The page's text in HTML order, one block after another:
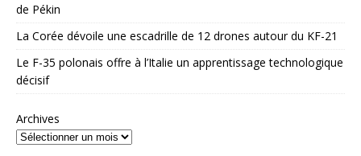
de Pékin
La Corée dévoile une escadrille de 12 drones autour du KF-21
Le F-35 polonais offre à l’Italie un apprentissage technologique
décisif
Archives